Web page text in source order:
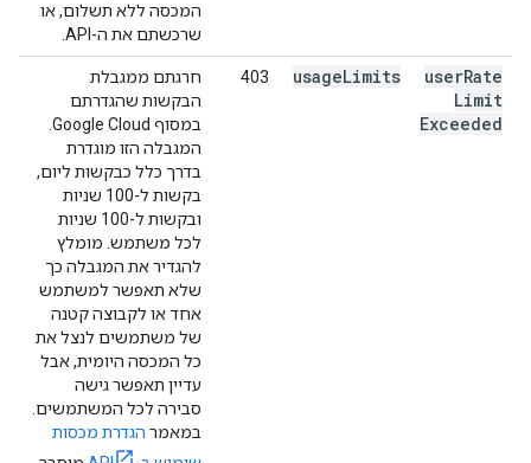
המכסה ללא תשלום, או
שרכשתם את ה-API.
userRate
Limit
Exceeded
usageLimits
403
חרגתם ממגבלת
הבקשות שהגדרתם
המגבלה הזו מוגדרת
בדרך כלל כבקשות ליום,
בקשות ל-100 שניות
ובקשות ל-100 שניות
לכל משתמש. מומלץ
להגדיר את המגבלה כך
שלא תאפשר למשתמש
אחד או לקבוצה קטנה
של משתמשים לנצל את
כל המכסה היומית, אבל
עדיין תאפשר גישה
סבירה לכל המשתמשים.
במאמר הגדרת מכסות